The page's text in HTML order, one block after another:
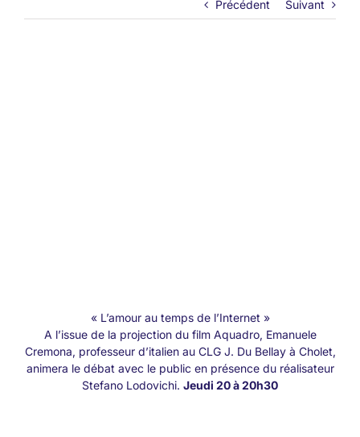
Précédent Suivant
« L’amour au temps de l’Internet »
A l’issue de la projection du film Aquadro, Emanuele
Cremona, professeur d’italien au CLG J. Du Bellay à Cholet,
animera le débat avec le public en présence du réalisateur
Stefano Lodovichi. Jeudi 20 à 20h30